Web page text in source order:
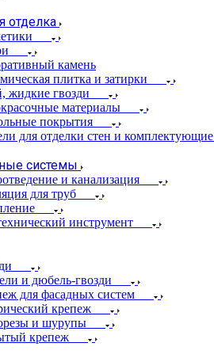
отделка
камень
плитка и затирки
жидкие гвозди
материалы
покрытия
для отделки стен и комплектующие
системы
и канализация
для труб
инструмент
и дюбель-гвозди
для фасадных систем
крепеж
и шурупы
крепеж